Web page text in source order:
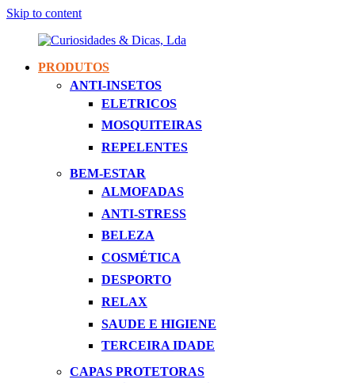
Skip to content
Curiosidades
Apaixonados
PRODUTOS
ANTI-INSETOS
ELETRICOS
MOSQUITEIRAS
REPELENTES
BEM-ESTAR
ALMOFADAS
ANTI-STRESS
BELEZA
COSMÉTICA
DESPORTO
RELAX
SAUDE E HIGIENE
TERCEIRA IDADE
CAPAS PROTETORAS